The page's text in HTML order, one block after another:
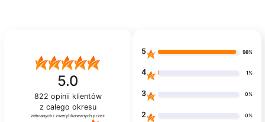
5.0
822 opinii klientów
z całego okresu
zebranych i zweryfikowanych przez
5 98%
4 1%
3 0%
2 0%